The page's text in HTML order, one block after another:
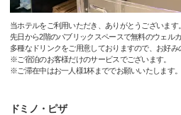
当ホテルをご利用いただき、ありがとうございます。
先日から2階のパブリックスペースで無料のウェル
多種なドリンクをご用意しておりますので、お好み
※ご宿泊のお客様だけのサービスでございます。
※ご滞在中はお一人様1杯まででお願いいたします。
ドミノ・ピザ